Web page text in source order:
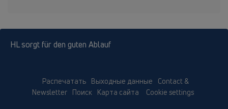
HL sorgt für den guten Ablauf
Распечатать Выходные данные
Contact &
Newsletter
Поиск Карта сайта Cookie settings